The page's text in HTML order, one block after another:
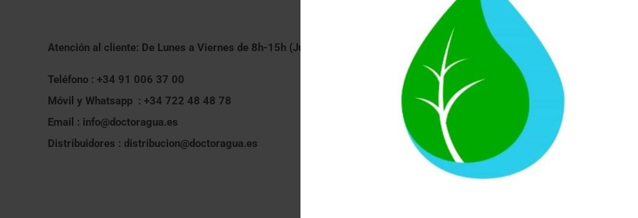
Atención al cliente: De Lunes a Viernes de 8h-15h (Julio y Agosto)
Teléfono : +34 91 006 37 00
Móvil y Whatsapp : +34 722 48 48 78
Email : info@doctoragua.es
Distribuidores : distribucion@doctoragua.es
CLIENTE:
Opiniones
FAQ´s
LISTA DE DESEOS
Finalizar compra